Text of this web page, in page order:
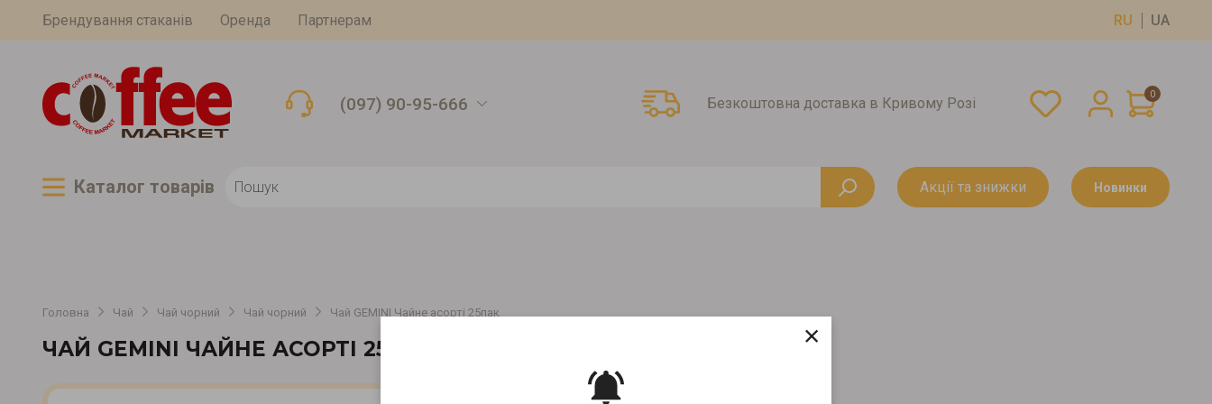
×
Брендування стаканів Оренда Партнерам RU UA
(097) 90-95-666 Безкоштовна доставка в Кривому Розі
0
Каталог товарiв Акції та знижки Новинки
Головна Чай Чай чорний Чай чорний Чай GEMINI Чайне асорті 25пак
ЧАЙ GEMINI ЧАЙНЕ АСОРТІ 25ПАК